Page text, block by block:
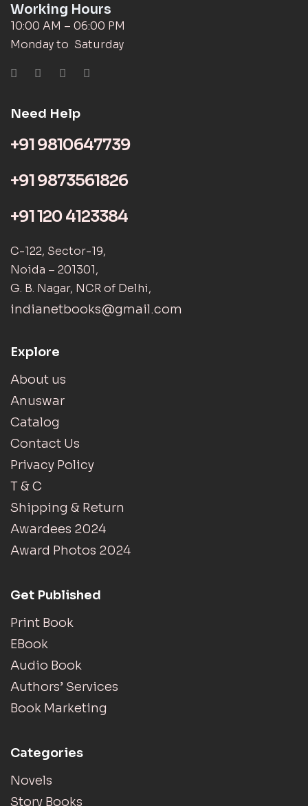
Working Hours
10:00 AM – 06:00 PM
Monday to Saturday
Need Help
+91 9810647739
+91 9873561826
+91 120 4123384
C-122, Sector-19,
Noida – 201301,
G. B. Nagar, NCR of Delhi,
indianetbooks@gmail.com
Explore
About us
Anuswar
Catalog
Contact Us
Privacy Policy
T & C
Shipping & Return
Awardees 2024
Award Photos 2024
Get Published
Print Book
EBook
Audio Book
Authors’ Services
Book Marketing
Categories
Novels
Story Books